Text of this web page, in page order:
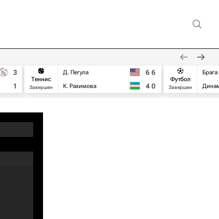
3
1
Теннис
Завершен
Д. Пегула
К. Рахимова
6 6
4 0
Футбол
Завершен
Брага